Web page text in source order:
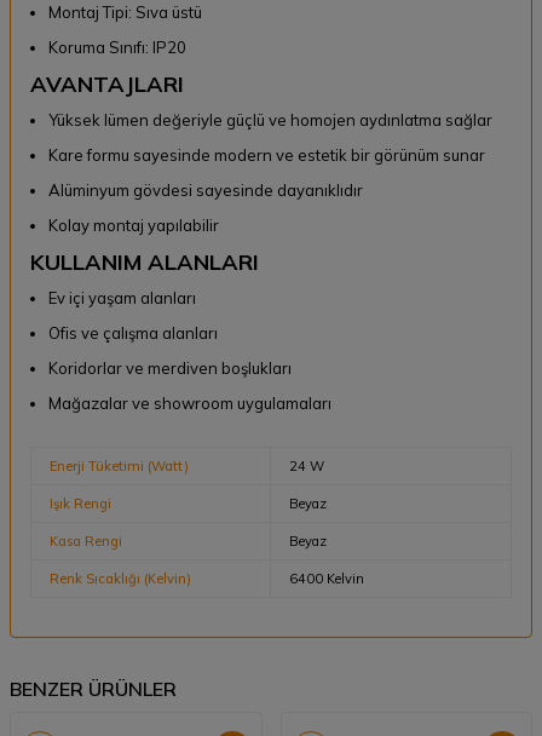
Montaj Tipi: Sıva üstü
Koruma Sınıfı: IP20
AVANTAJLARI
Yüksek lümen değeriyle güçlü ve homojen aydınlatma sağlar
Kare formu sayesinde modern ve estetik bir görünüm sunar
Alüminyum gövdesi sayesinde dayanıklıdır
Kolay montaj yapılabilir
KULLANIM ALANLARI
Ev içi yaşam alanları
Ofis ve çalışma alanları
Koridorlar ve merdiven boşlukları
Mağazalar ve showroom uygulamaları
Enerji Tüketimi (Watt) 24 W
Işık Rengi Beyaz
Kasa Rengi Beyaz
Renk Sıcaklığı (Kelvin) 6400 Kelvin
BENZER ÜRÜNLER